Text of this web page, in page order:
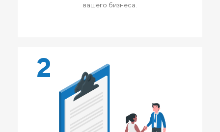
вашего бизнеса.
2